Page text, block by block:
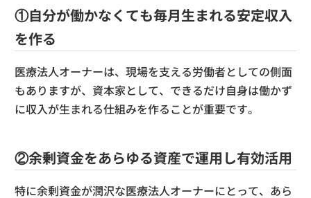
①自分が働かなくても毎月生まれる安定収入
を作る
医療法人オーナーは、現場を支える労働者としての側面
もありますが、資本家として、できるだけ自身は働かず
に収入が生まれる仕組みを作ることが重要です。
②余剰資金をあらゆる資産で運用し有効活用
特に余剰資金が潤沢な医療法人オーナーにとって、あら